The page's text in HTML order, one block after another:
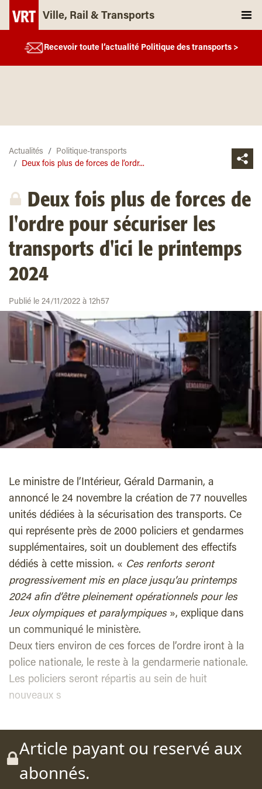
Ville, Rail & Transports
Recevoir toute l’actualité Politique des transports >
Actualités
Politique-transports
Deux fois plus de forces de l’ordr...
Deux fois plus de forces de
l'ordre pour sécuriser les
transports d'ici le printemps
2024
Publié le 24/11/2022 à 12h57
Le ministre de l’Intérieur, Gérald Darmanin, a
annoncé le 24 novembre la création de 77 nouvelles
unités dédiées à la sécurisation des transports. Ce
qui représente près de 2000 policiers et gendarmes
supplémentaires, soit un doublement des effectifs
dédiés à cette mission. « Ces renforts seront
progressivement mis en place jusqu’au printemps
2024 afin d’être pleinement opérationnels pour les
Jeux olympiques et paralympiques», explique dans
un communiqué le ministère.
Deux tiers environ de ces forces de l’ordre iront à la
police nationale, le reste à la gendarmerie nationale.
Les policiers seront répartis au sein de huit
nouveaux s
Article payant ou reservé aux
abonnés.